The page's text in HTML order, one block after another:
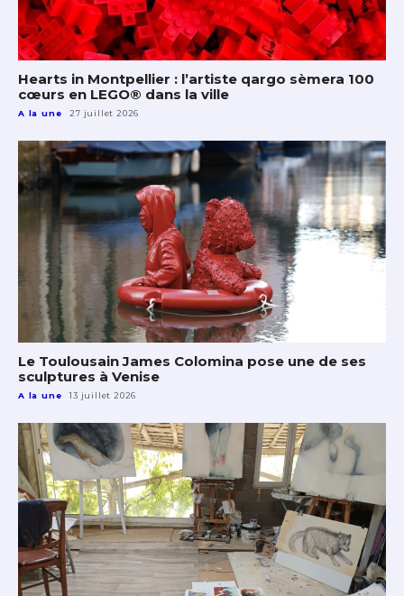
Hearts in Montpellier : l’artiste qargo sèmera 100
cœurs en LEGO® dans la ville
A la une 27 juillet 2026
Le Toulousain James Colomina pose une de ses
sculptures à Venise
A la une 13 juillet 2026